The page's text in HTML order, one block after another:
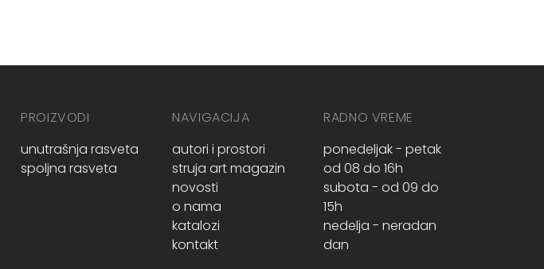
PROIZVODI
unutrašnja rasveta
spoljna rasveta
NAVIGACIJA
autori i prostori
struja art magazin
novosti
o nama
katalozi
kontakt
RADNO VREME
ponedeljak - petak
od 08 do 16h
subota - od 09 do
15h
nedelja - neradan
dan